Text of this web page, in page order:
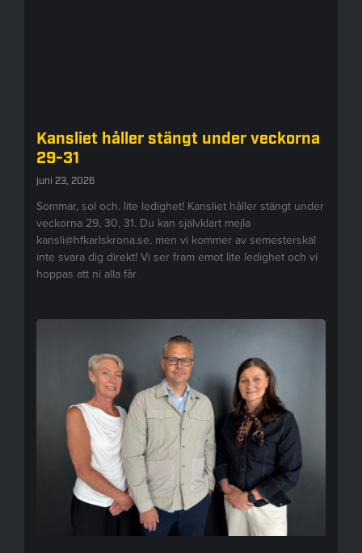
Kansliet håller stängt under veckorna
29-31
juni 23, 2026
Sommar, sol och. lite ledighet! Kansliet håller stängt under
veckorna 29, 30, 31. Du kan självklart mejla
kansli@hfkarlskrona.se, men vi kommer av semesterskäl
inte svara dig direkt! Vi ser fram emot lite ledighet och vi
hoppas att ni alla får